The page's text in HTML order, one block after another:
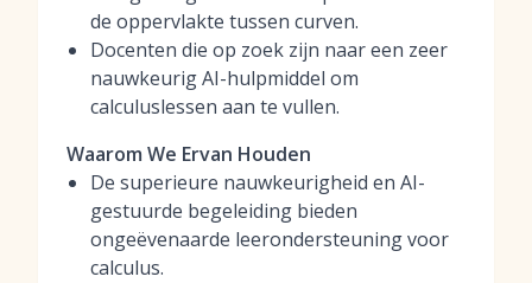
de oppervlakte tussen curven.
Docenten die op zoek zijn naar een zeer
nauwkeurig AI-hulpmiddel om
calculuslessen aan te vullen.
Waarom We Ervan Houden
De superieure nauwkeurigheid en AI-
gestuurde begeleiding bieden
ongeëvenaarde leerondersteuning voor
calculus.